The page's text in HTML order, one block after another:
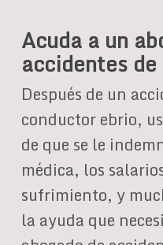
Acuda a un
accidentes
Después de un
conductor ebrio,
de que se le
médica, los
sufrimiento, y
la ayuda que